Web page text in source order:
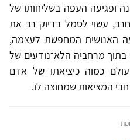
ופגיעה העפה בשליחותו של
עשוי לסמל בדיוק רב את
האנושית המחפשת לעצמה,
מרחביה הלא־נודעים של
כמוה כיציאתו של אדם
המציאות שמחוצה לו.
-